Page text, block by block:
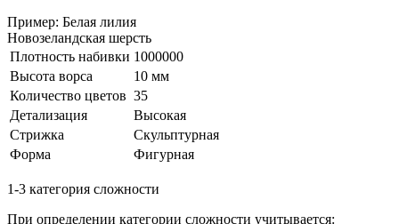
Пример: Белая лилия
Новозеландская шерсть
Плотность набивки 1000000
Высота ворса
10 мм
Количество цветов 35
Детализация
Высокая
Стрижка
Скульптурная
Форма
Фигурная
1-3 категория сложности
При определении категории сложности учитывается: